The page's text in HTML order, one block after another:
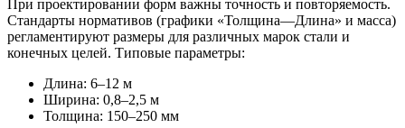
При проектировании форм важны точность и повторяемость.
Стандарты нормативов (графики «Толщина—Длина» и масса)
регламентируют размеры для различных марок стали и
конечных целей. Типовые параметры:
Длина: 6–12 м
Ширина: 0,8–2,5 м
Толщина: 150–250 мм